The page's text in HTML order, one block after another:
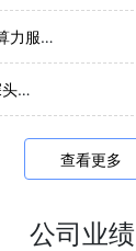
AI创新建设一体化算力服务项目招标公告
遴选公告-面神经探头等17个项目
查看更多
公司业绩